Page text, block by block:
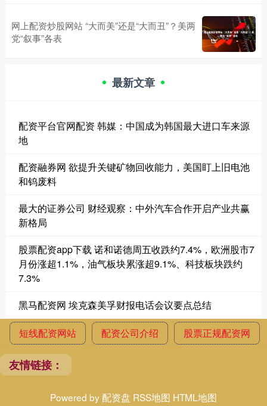
网上配资炒股网站 “大而美”还是“大而丑”？美两
党“叙事”各表
最新文章
配资平台官网配资 韩媒：中国成为韩国最大进口车来源
地
配资融券网 欲提升关键矿物回收能力，美国盯上旧电池
和钨废料
最大的证券公司 财经观察：中外汽车合作开启产业共赢
新格局
股票配资app下载 诺和诺德周五收跌约7.4%，欧洲股市7
月份涨超1.1%，油气板块累涨超9.1%、科技板块跌约
7.3%
黑马配资网 埃克森美孚财报电话会议要点总结
短线配资网站 配资公司介绍 股票正规配资网
友情链接：
Powered by 配资盘 RSS地图 HTML地图